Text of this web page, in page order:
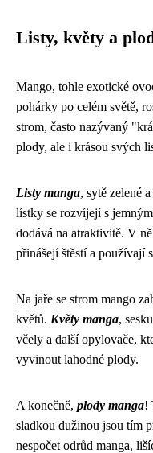
Listy, květy a
Mango, tohle exotické
pohárky po celém světě,
strom, často nazývaný
plody, ale i krásou svých
Listy manga, sytě zelené
lístky se rozvíjejí s
dodává na atraktivitě. V
přinášejí štěstí a používají
Na jaře se strom mango
květů. Květy manga,
včely a další opylovače,
vyvinout lahodné plody.
A konečně, plody manga!
sladkou dužinou jsou tím
nespočet odrůd manga,